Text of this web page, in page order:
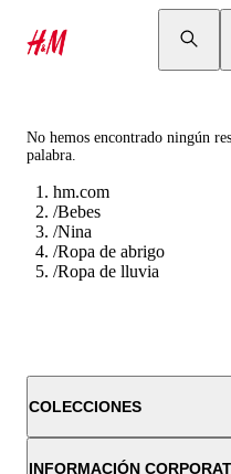
No hemos encontrado ningún
palabra.
hm.com
/Bebes
/Nina
/Ropa de abrigo
/Ropa de lluvia
COLECCIONES
INFORMACIÓN